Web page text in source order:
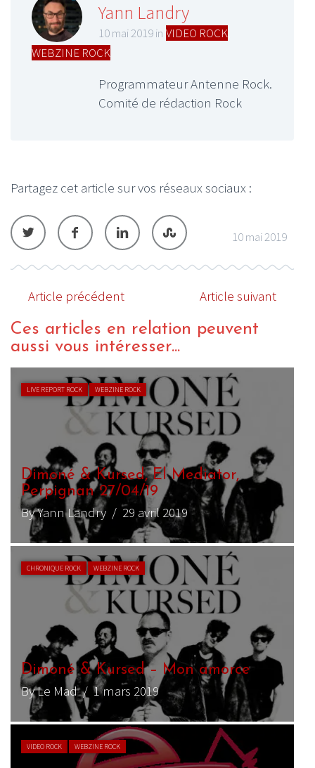
Yann Landry
10 mai 2019 in VIDEO ROCK
WEBZINE ROCK
Programmateur Antenne Rock.
Comité de rédaction Rock
Partagez cet article sur vos réseaux sociaux :
10 mai 2019
Article précédent Article suivant
Ces articles en relation peuvent
aussi vous intéresser...
LIVE REPORT ROCK WEBZINE ROCK
Dimoné & Kursed, El Mediator,
Perpignan 27/04/19
By Yann Landry / 29 avril 2019
CHRONIQUE ROCK WEBZINE ROCK
Dimoné & Kursed – Mon amorce
By Le Mad/ 1 mars 2019
VIDEO ROCK WEBZINE ROCK